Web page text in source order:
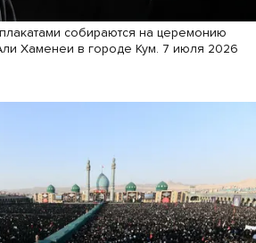
собираются на церемонию
Хаменеи в городе Кум. 7 июля 2026